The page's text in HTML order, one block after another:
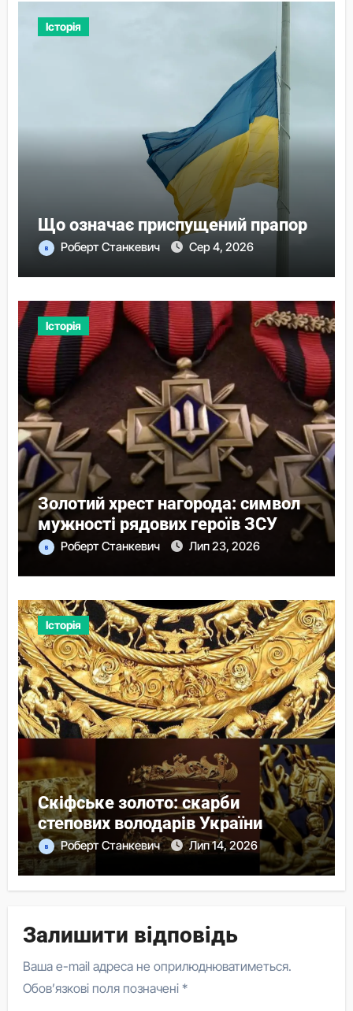
Історія
Що означає приспущений прапор
Роберт Станкевич Сер 4, 2026
Історія
Золотий хрест нагорода: символ
мужності рядових героїв ЗСУ
Роберт Станкевич Лип 23, 2026
Історія
Скіфське золото: скарби
степових володарів України
Роберт Станкевич Лип 14, 2026
Залишити відповідь
Ваша e-mail адреса не оприлюднюватиметься.
Обов’язкові поля позначені*